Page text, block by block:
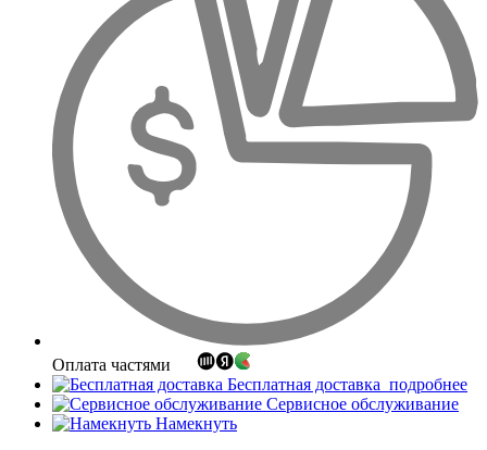
Оплата частями
Бесплатная доставка подробнее
Сервисное обслуживание
Намекнуть